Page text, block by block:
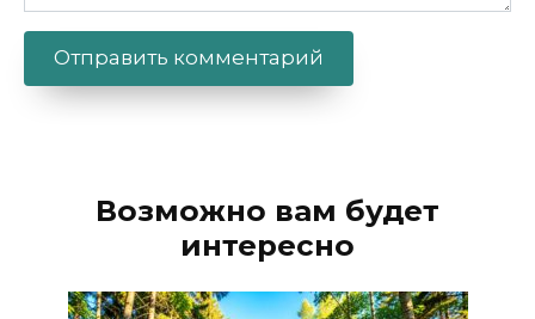
Возможно вам будет
интересно